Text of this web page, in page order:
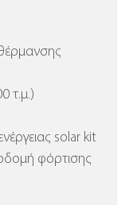
τ.μ.)
solar kit
φόρτισης